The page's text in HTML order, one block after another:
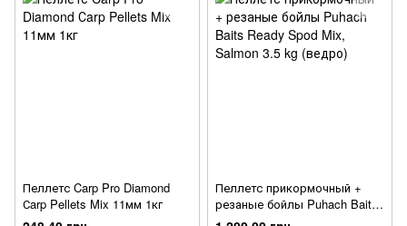
Пеллетс Carp Pro Diamond
Сarp Pellets Mix 11мм 1кг
Пеллетс прикормочный +
резаные бойлы Puhach Baits
Ready Spod Mix, Salmon 3.5